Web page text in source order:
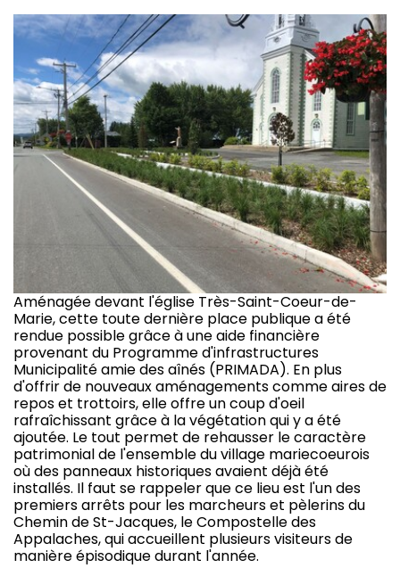
Aménagée devant l'église Très-Saint-Coeur-de-
Marie, cette toute dernière place publique a été
rendue possible grâce à une aide financière
provenant du Programme d'infrastructures
Municipalité amie des aînés (PRIMADA). En plus
d'offrir de nouveaux aménagements comme aires de
repos et trottoirs, elle offre un coup d'oeil
rafraîchissant grâce à la végétation qui y a été
ajoutée. Le tout permet de rehausser le caractère
patrimonial de l'ensemble du village mariecoeurois
où des panneaux historiques avaient déjà été
installés. Il faut se rappeler que ce lieu est l'un des
premiers arrêts pour les marcheurs et pèlerins du
Chemin de St-Jacques, le Compostelle des
Appalaches, qui accueillent plusieurs visiteurs de
manière épisodique durant l'année.